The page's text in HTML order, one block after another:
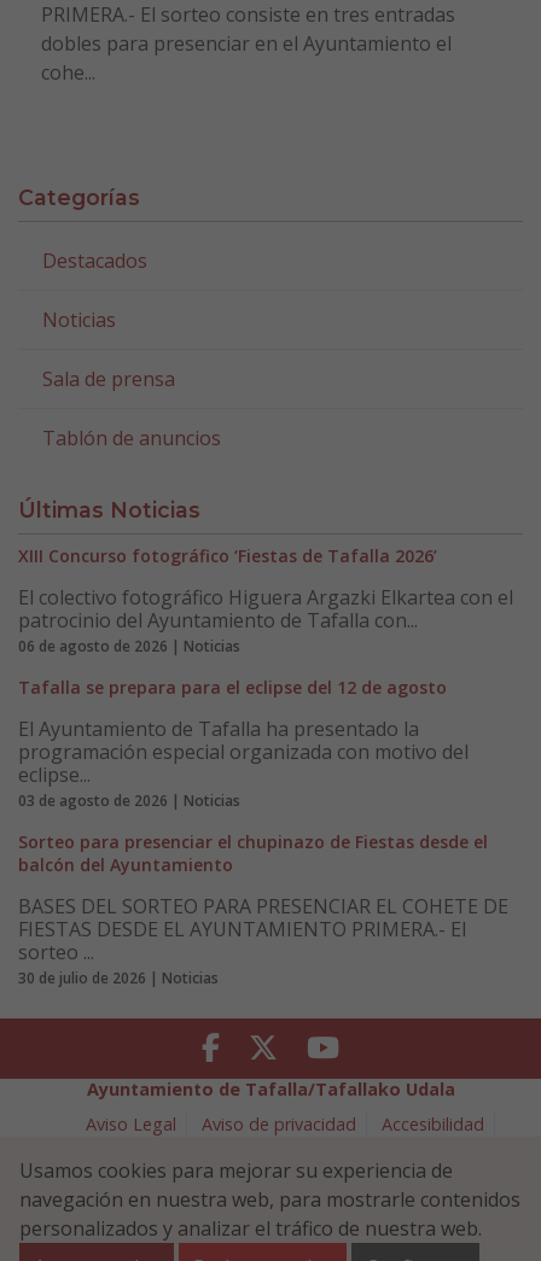
PRIMERA.- El sorteo consiste en tres entradas
dobles para presenciar en el Ayuntamiento el
cohe...
Categorías
Destacados
Noticias
Sala de prensa
Tablón de anuncios
Últimas Noticias
XIII Concurso fotográfico ‘Fiestas de Tafalla 2026’
El colectivo fotográfico Higuera Argazki Elkartea con el
patrocinio del Ayuntamiento de Tafalla con...
06 de agosto de 2026 | Noticias
Tafalla se prepara para el eclipse del 12 de agosto
El Ayuntamiento de Tafalla ha presentado la
programación especial organizada con motivo del
eclipse...
03 de agosto de 2026 | Noticias
Sorteo para presenciar el chupinazo de Fiestas desde el
balcón del Ayuntamiento
BASES DEL SORTEO PARA PRESENCIAR EL COHETE DE
FIESTAS DESDE EL AYUNTAMIENTO PRIMERA.- El
sorteo ...
30 de julio de 2026 | Noticias
Facebook Twitter Youtube
Ayuntamiento de Tafalla/Tafallako Udala
Aviso Legal
Aviso de privacidad
Accesibilidad
Política de Seguridad de la Información
Plaza Navarra 5 - 31300 Tafalla (NAVARRA)
948 70 18 11
ayuntamiento@tafalla.es
Usamos cookies para mejorar su experiencia de
navegación en nuestra web, para mostrarle contenidos
personalizados y analizar el tráfico de nuestra web.